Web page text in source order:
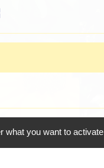
what you want to activate